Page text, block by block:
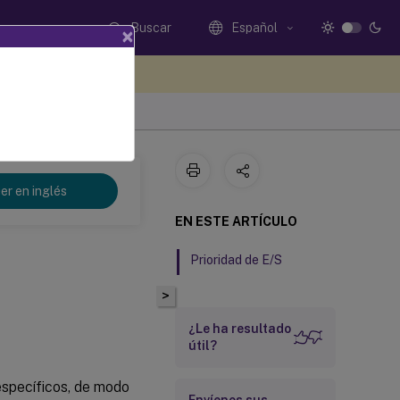
Buscar Español
en inglés
de modo
>
EN ESTE ARTÍCULO
Prioridad de E/S
¿Le ha resultado
útil?
×